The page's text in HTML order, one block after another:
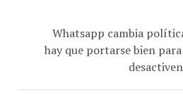
Whatsapp cambia
hay que portarse bien